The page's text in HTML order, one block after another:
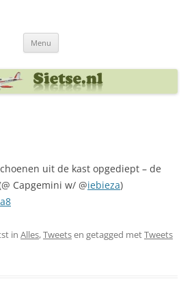
Menu
uit de kast opgediept – de
Capgemini w/ @iebieza)
in Alles,Tweetsen getagged metTweets